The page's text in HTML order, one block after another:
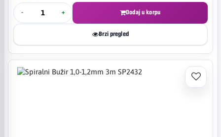
- + Dodaj u korpu
Brzi pregled